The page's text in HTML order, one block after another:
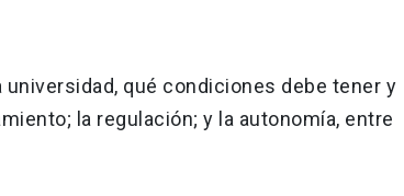
qué condiciones debe tener y
la regulación; y la autonomía, entre